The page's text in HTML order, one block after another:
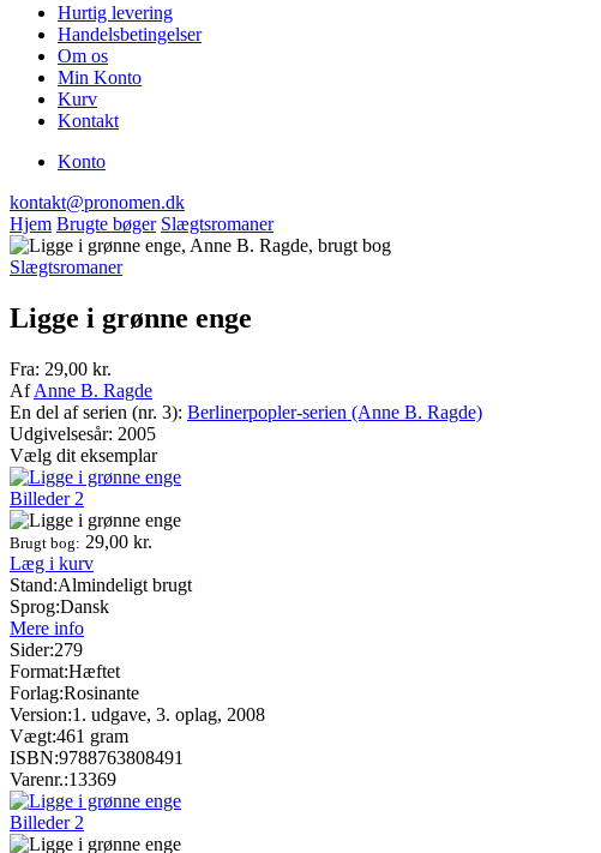
Hurtig levering
Handelsbetingelser
Om os
Min Konto
Kurv
Kontakt
Konto
kontakt@pronomen.dk
Hjem Brugte bøger Slægtsromaner
Slægtsromaner
Ligge i grønne enge
Fra: 29,00 kr.
AfAnne B. Ragde
En del af serien (nr. 3): Berlinerpopler-serien (Anne B. Ragde)
Udgivelsesår: 2005
Vælg dit eksemplar
Billeder 2
Brugt bog: 29,00 kr.
Læg i kurv
Stand:Almindeligt brugt
Sprog:Dansk
Mere info
Sider:279
Format:Hæftet
Forlag:Rosinante
Version:1. udgave, 3. oplag, 2008
Vægt:461 gram
ISBN:9788763808491
Varenr.:13369
Billeder 2